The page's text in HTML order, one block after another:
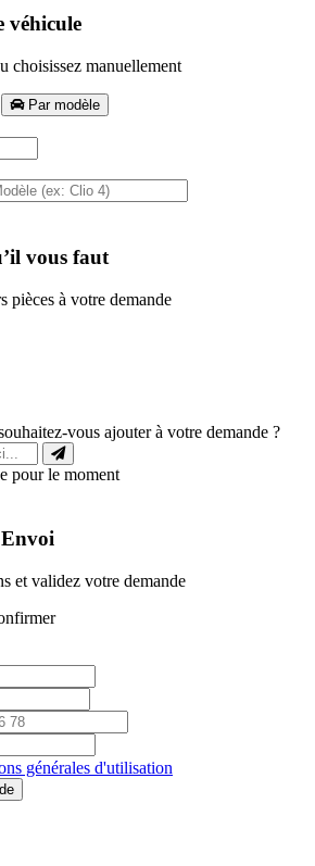
véhicule
choisissez manuellement
Par modèle
vous faut
pièces à votre demande
vous ajouter à votre demande ?
pour le moment
et validez votre demande
générales d'utilisation